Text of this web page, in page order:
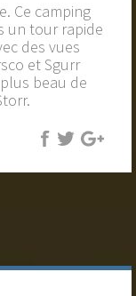
Ce camping
un tour rapide
des vues
et Sgurr
beau de